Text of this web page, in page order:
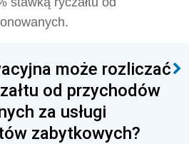
może rozliczać
od przychodów
za usługi
zabytkowych?